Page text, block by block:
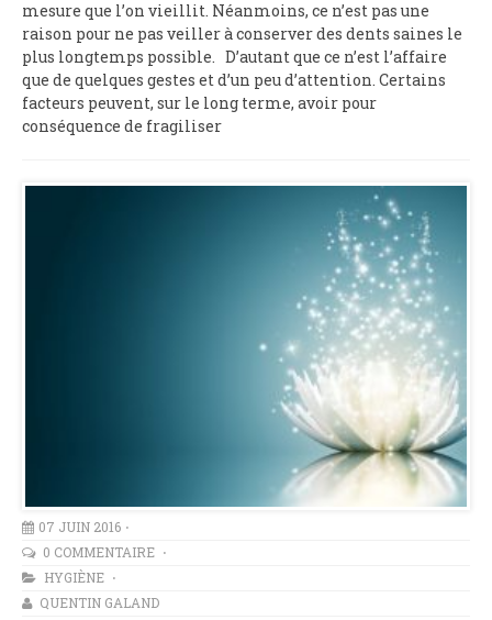
mesure que l’on vieillit. Néanmoins, ce n’est pas une
raison pour ne pas veiller à conserver des dents saines le
plus longtemps possible. D’autant que ce n’est l’affaire
que de quelques gestes et d’un peu d’attention. Certains
facteurs peuvent, sur le long terme, avoir pour
conséquence de fragiliser
07 JUIN 2016
0 COMMENTAIRE
HYGIÈNE
QUENTIN GALAND